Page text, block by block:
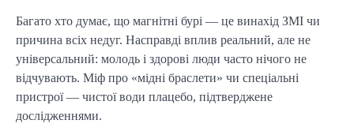
Багато хто думає, що магнітні бурі — це винахід ЗМІ чи
причина всіх недуг. Насправді вплив реальний, але не
універсальний: молодь і здорові люди часто нічого не
відчувають. Міф про «мідні браслети» чи спеціальні
пристрої — чистої води плацебо, підтверджене
дослідженнями.